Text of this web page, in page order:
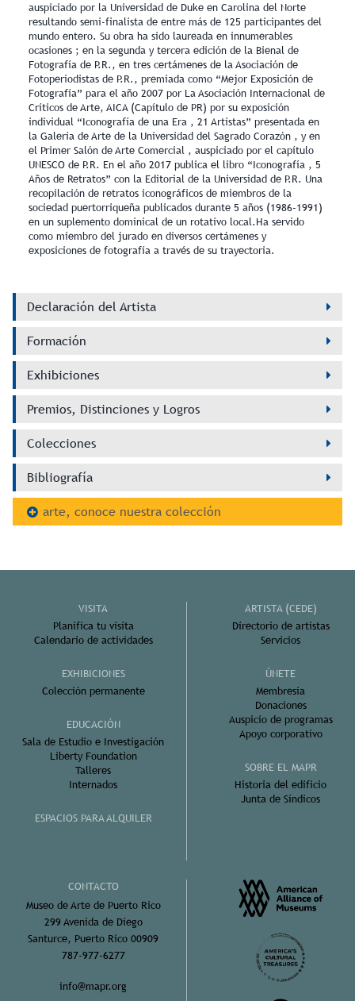
auspiciado por la Universidad de Duke en Carolina del Norte
resultando semi-finalista de entre más de 125 participantes del
mundo entero. Su obra ha sido laureada en innumerables
ocasiones ; en la segunda y tercera edición de la Bienal de
Fotografía de P.R., en tres certámenes de la Asociación de
Fotoperiodistas de P.R., premiada como “Mejor Exposición de
Fotografía” para el año 2007 por La Asociación Internacional de
Críticos de Arte, AICA (Capítulo de PR) por su exposición
individual “Iconografía de una Era , 21 Artistas” presentada en
la Galería de Arte de la Universidad del Sagrado Corazón , y en
el Primer Salón de Arte Comercial , auspiciado por el capítulo
UNESCO de P.R. En el año 2017 publica el libro “Iconografía , 5
Años de Retratos” con la Editorial de la Universidad de P.R. Una
recopilación de retratos iconográficos de miembros de la
sociedad puertorriqueña publicados durante 5 años (1986-1991)
en un suplemento dominical de un rotativo local.Ha servido
como miembro del jurado en diversos certámenes y
exposiciones de fotografía a través de su trayectoria.
Declaración del Artista
Formación
Exhibiciones
Premios, Distinciones y Logros
Colecciones
Bibliografía
arte, conoce nuestra colección
VISITA
Planifica tu visita
Calendario de actividades
EXHIBICIONES
Colección permanente
EDUCACIÓN
Sala de Estudio e Investigación
Liberty Foundation
Talleres
Internados
ESPACIOS PARA ALQUILER
ARTISTA (CEDE)
Directorio de artistas
Servicios
ÚNETE
Membresía
Donaciones
Auspicio de programas
Apoyo corporativo
SOBRE EL MAPR
Historia del edificio
Junta de Síndicos
CONTACTO
Museo de Arte de Puerto Rico
299 Avenida de Diego
Santurce, Puerto Rico 00909
787-977-6277
info@mapr.org